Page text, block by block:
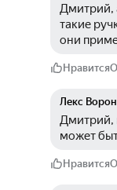
Дмитрий,
такие
они
Нравится
Лекс Ворон
Дмитрий,
может
Нравится